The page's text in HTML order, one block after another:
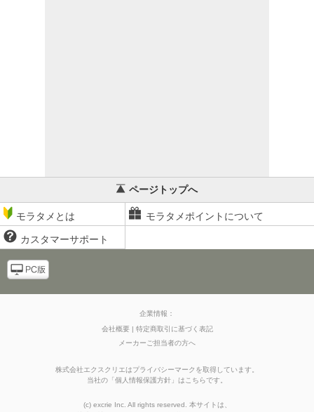
ページトップへ
モラタメとは モラタメポイントについて
カスタマーサポート
企業情報：
会社概要
特定商取引に基づく表記
メーカーご担当者の方へ
株式会社エクスクリエはプライバシーマークを取得しています。
当社の 「個人情報保護方針 」はこちらです。
(c) excrie Inc. All rights reserved. 本サイトは、